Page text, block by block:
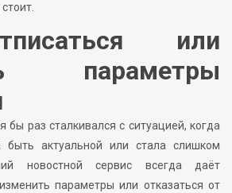
или
параметры
бы раз сталкивался с ситуацией, когда
быть актуальной или стала слишком
новостной сервис всегда даёт
параметры или отказаться от